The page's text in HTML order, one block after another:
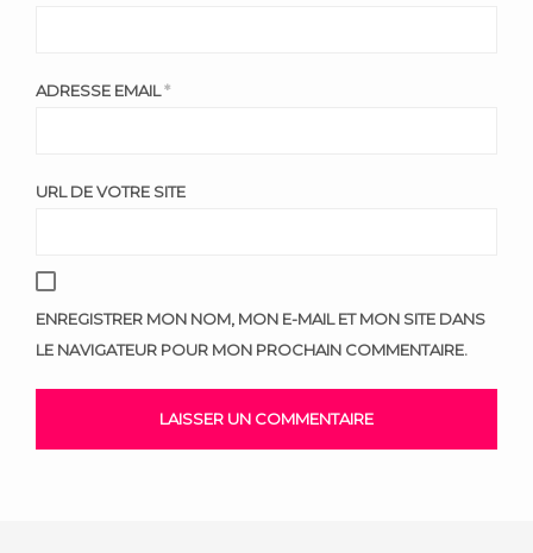
ADRESSE EMAIL*
URL DE VOTRE SITE
ENREGISTRER MON NOM, MON E-MAIL ET MON SITE DANS
LE NAVIGATEUR POUR MON PROCHAIN COMMENTAIRE.